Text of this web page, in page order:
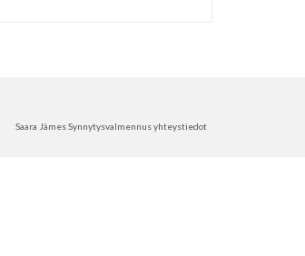
Saara Jämes Synnytysvalmennus yhteystiedot